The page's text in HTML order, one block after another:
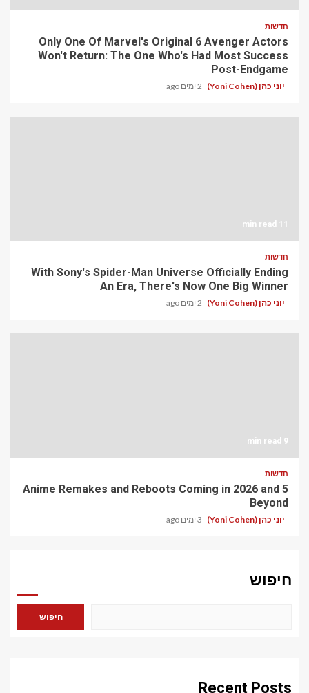
חדשות
Only One Of Marvel's Original 6 Avenger Actors
Won't Return: The One Who's Had Most Success
Post-Endgame
יוני כהן (Yoni Cohen) 2 ימים ago
11 min read
חדשות
With Sony's Spider-Man Universe Officially Ending
An Era, There's Now One Big Winner
יוני כהן (Yoni Cohen) 2 ימים ago
9 min read
חדשות
5 Anime Remakes and Reboots Coming in 2026 and
Beyond
יוני כהן (Yoni Cohen) 3 ימים ago
חיפוש
חיפוש
Recent Posts